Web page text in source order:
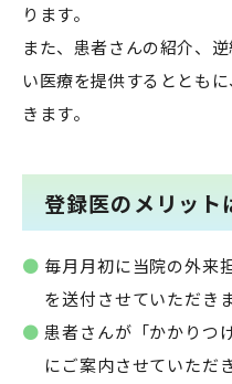
ります。
また、患者さんの紹介、
い医療を提供するととも
きます。
登録医のメリット
毎月月初に当院の外来
を送付させていただきま
患者さんが「かかりつ
にご案内させていただ